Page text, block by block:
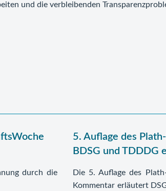
und die verbleibenden
durch die
5. Auflage des
BDSG und TDDDG
Die 5. Auflage des
Kommentar erläutert